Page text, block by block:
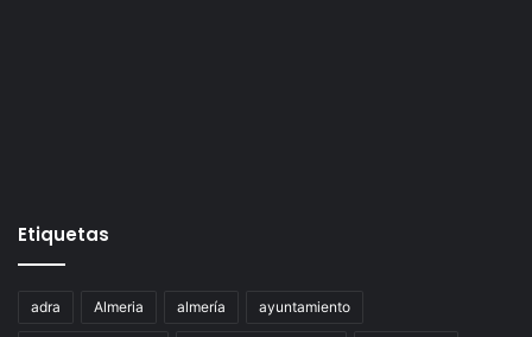
Etiquetas
adra Almeria almería ayuntamiento